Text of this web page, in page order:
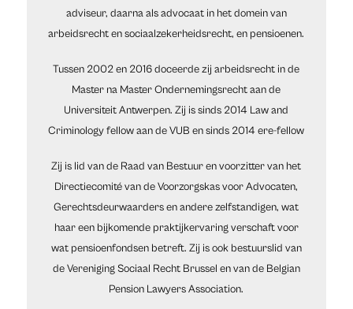
adviseur, daarna als advocaat in het domein van
arbeidsrecht en sociaalzekerheidsrecht, en pensioenen.
Tussen 2002 en 2016 doceerde zij arbeidsrecht in de
Master na Master Ondernemingsrecht aan de
Universiteit Antwerpen. Zij is sinds 2014 Law and
Criminology fellow aan de VUB en sinds 2014 ere-fellow
Zij is lid van de Raad van Bestuur en voorzitter van het
Directiecomité van de Voorzorgskas voor Advocaten,
Gerechtsdeurwaarders en andere zelfstandigen, wat
haar een bijkomende praktijkervaring verschaft voor
wat pensioenfondsen betreft. Zij is ook bestuurslid van
de Vereniging Sociaal Recht Brussel en van de Belgian
Pension Lawyers Association.